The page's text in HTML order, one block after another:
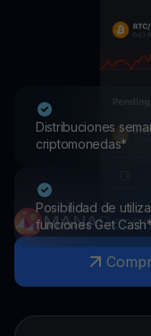
Distribuciones
criptomonedas*
Posibilidad de
funciones Get Cash*
MANA